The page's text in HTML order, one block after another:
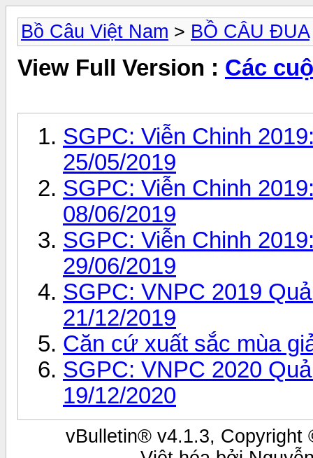
Bồ Câu Việt Nam > BỒ CÂU ĐUA
View Full Version : Các
SGPC: Viễn Chinh
25/05/2019
SGPC: Viễn Chinh
08/06/2019
SGPC: Viễn Chinh
29/06/2019
SGPC: VNPC 2019
21/12/2019
Căn cứ xuất sắc mùa
SGPC: VNPC 2020
19/12/2020
vBulletin® v4.1.3, Copyright